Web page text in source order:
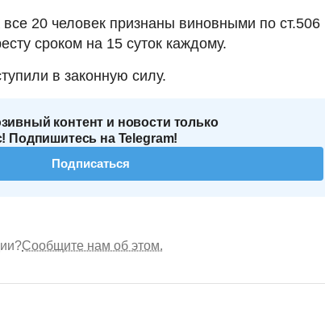
20 человек признаны виновными по ст.506
сроком на 15 суток каждому.
в законную силу.
контент и новости только
Подпишитесь на Telegram!
Подписаться
Сообщите нам об этом.